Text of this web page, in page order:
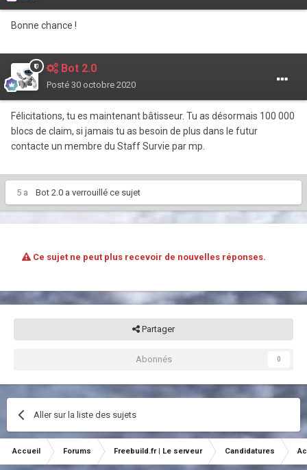
Bonne chance !
Bot 2.0
Posté 30 octobre 2020
Félicitations, tu es maintenant bâtisseur. Tu as désormais 100 000
blocs de claim, si jamais tu as besoin de plus dans le futur
contacte un membre du Staff Survie par mp.
5 a Bot 2.0 a verrouillé ce sujet
Ce sujet ne peut plus recevoir de nouvelles réponses.
Partager
Abonnés 0
Aller sur la liste des sujets
Accueil Forums Freebuild.fr | Le serveur Candidatures